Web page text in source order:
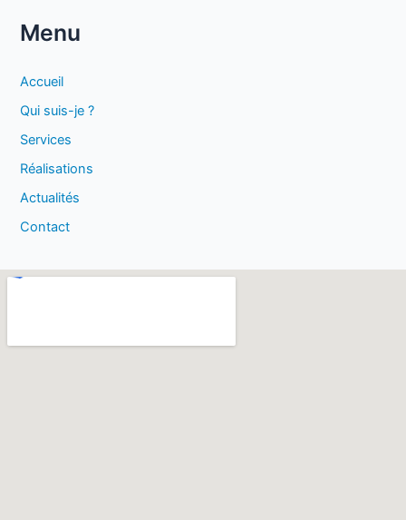
Menu
Accueil
Qui suis-je ?
Services
Réalisations
Actualités
Contact